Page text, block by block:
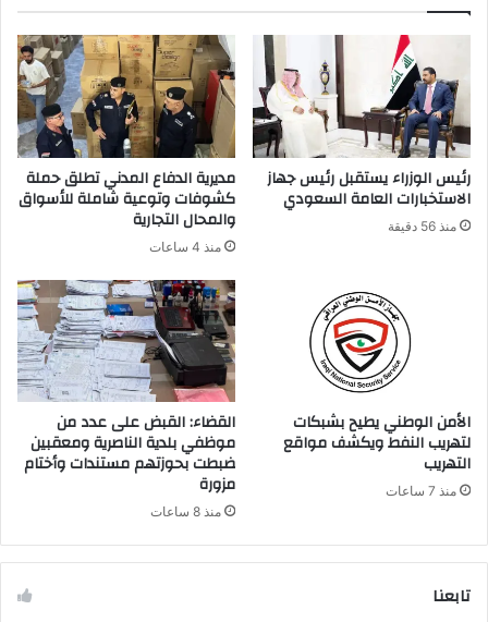
رئيس الوزراء يستقبل رئيس جهاز
الاستخبارات العامة السعودي
منذ 56 دقيقة
مديرية الدفاع المدني تطلق حملة
كشوفات وتوعية شاملة للأسواق
والمحال التجارية
منذ 4 ساعات
الأمن الوطني يطيح بشبكات
لتهريب النفط ويكشف مواقع
التهريب
منذ 7 ساعات
القضاء: القبض على عدد من
موظفي بلدية الناصرية ومعقبين
ضبطت بحوزتهم مستندات وأختام
مزورة
منذ 8 ساعات
تابعنا